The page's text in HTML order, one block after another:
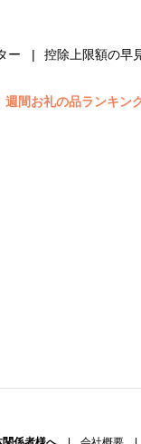
ー
控除上限額の早
間お礼の品ランキン